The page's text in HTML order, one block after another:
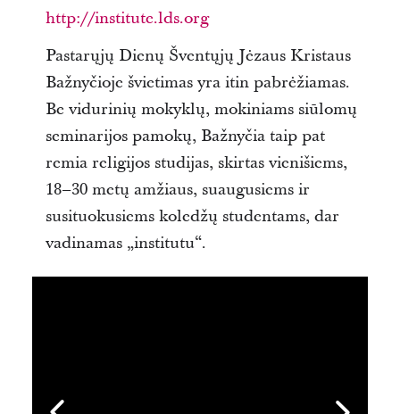
http://institute.lds.org
Pastarųjų Dienų Šventųjų Jėzaus Kristaus
Bažnyčioje švietimas yra itin pabrėžiamas.
Be vidurinių mokyklų, mokiniams siūlomų
seminarijos pamokų, Bažnyčia taip pat
remia religijos studijas, skirtas vienišiems,
18–30 metų amžiaus, suaugusiems ir
susituokusiems koledžų studentams, dar
vadinamas „institutu“.